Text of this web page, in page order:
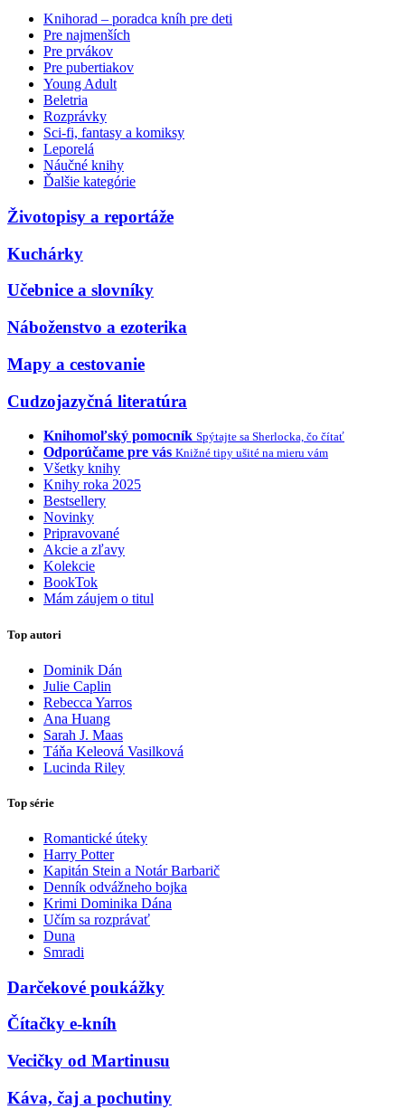
Knihorad – poradca kníh pre deti
Pre najmenších
Pre prvákov
Pre pubertiakov
Young Adult
Beletria
Rozprávky
Sci-fi, fantasy a komiksy
Leporelá
Náučné knihy
Ďalšie kategórie
Životopisy a reportáže
Kuchárky
Učebnice a slovníky
Náboženstvo a ezoterika
Mapy a cestovanie
Cudzojazyčná literatúra
Knihomoľský pomocník Spýtajte sa Sherlocka, čo čítať
Odporúčame pre vás Knižné tipy ušité na mieru vám
Všetky knihy
Knihy roka 2025
Bestsellery
Novinky
Pripravované
Akcie a zľavy
Kolekcie
BookTok
Mám záujem o titul
Top autori
Dominik Dán
Julie Caplin
Rebecca Yarros
Ana Huang
Sarah J. Maas
Táňa Keleová Vasilková
Lucinda Riley
Top série
Romantické úteky
Harry Potter
Kapitán Stein a Notár Barbarič
Denník odvážneho bojka
Krimi Dominika Dána
Učím sa rozprávať
Duna
Smradi
Darčekové poukážky
Čítačky e-kníh
Vecičky od Martinusu
Káva, čaj a pochutiny